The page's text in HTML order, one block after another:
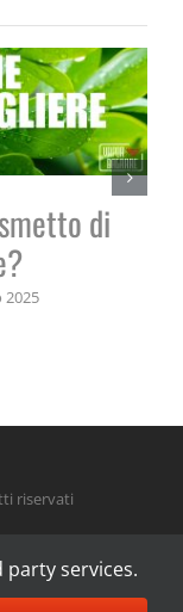
di
2025
riservati
party services.